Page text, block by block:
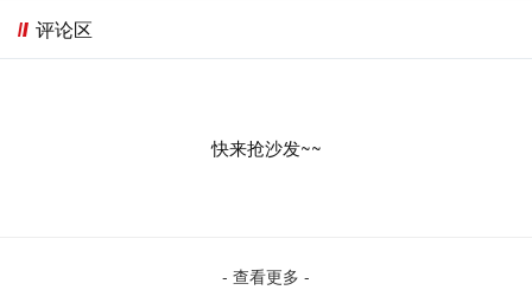
评论区
快来抢沙发~~
- 查看更多 -